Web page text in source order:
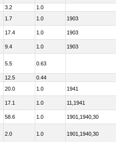
3.2
1.0
1.7 1.0
1903
17.4 1.0
1903
9.4 1.0 1903
5.5 0.63
12.5 0.44
20.0 1.0 1941
17.1 1.0 11,1941
58.6 1.0 1901,1940,30
2.0 1.0 1901,1940,30